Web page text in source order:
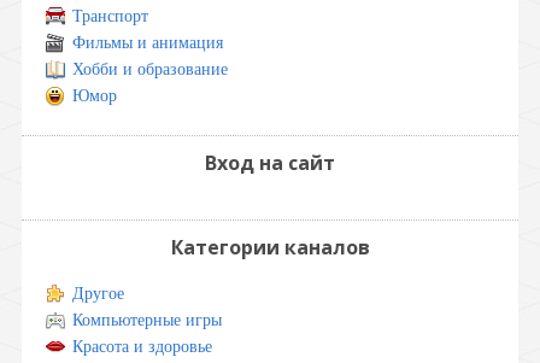
Транспорт
Фильмы и анимация
Хобби и образование
Юмор
Вход на сайт
Категории каналов
Другое
Компьютерные игры
Красота и здоровье